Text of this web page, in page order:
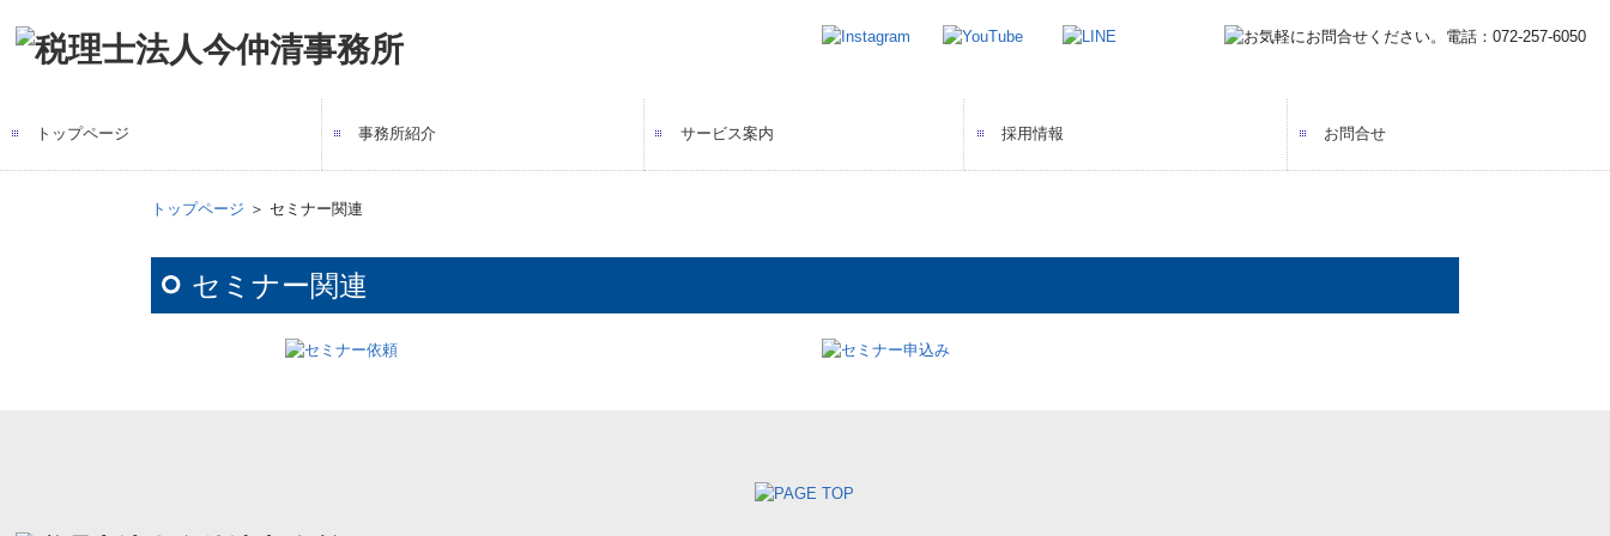
トップページ 事務所紹介
所長紹介
セミナーのご案内
事務所報
ニュースレター
今仲清のきよサポちゃんねる
サービス案内 採用情報 お問合せ
トップページ ＞ セミナー関連
セミナー関連